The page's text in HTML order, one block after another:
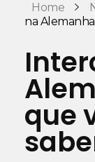
Home
na
que